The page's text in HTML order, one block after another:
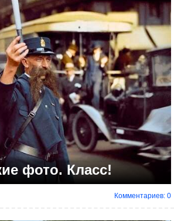
фото. Класс!
Комментариев: 0